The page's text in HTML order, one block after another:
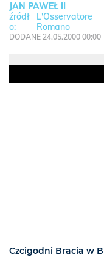
JAN PAWEŁ II
L'Osservatore
Romano
DODANE 24.05.2000 00:00
Czcigodni Bracia w